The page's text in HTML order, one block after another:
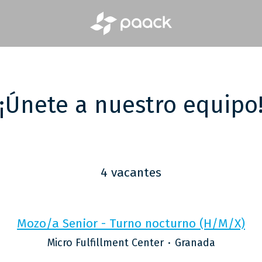
¡Únete a nuestro
4 vacantes
Mozo/a Senior - Turno nocturno (H/M/X)
Micro Fulfillment Center · Granada